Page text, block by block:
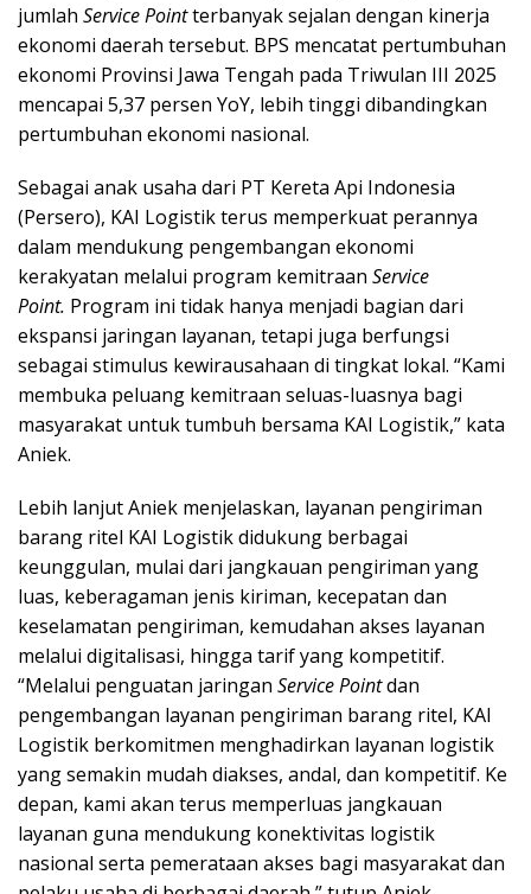
jumlah Service Pointterbanyak sejalan dengan kinerja
ekonomi daerah tersebut. BPS mencatat pertumbuhan
ekonomi Provinsi Jawa Tengah pada Triwulan III 2025
mencapai 5,37 persen YoY, lebih tinggi dibandingkan
pertumbuhan ekonomi nasional.
Sebagai anak usaha dari PT Kereta Api Indonesia
(Persero), KAI Logistik terus memperkuat perannya
dalam mendukung pengembangan ekonomi
kerakyatan melalui program kemitraan Service
Point. Program ini tidak hanya menjadi bagian dari
ekspansi jaringan layanan, tetapi juga berfungsi
sebagai stimulus kewirausahaan di tingkat lokal. “Kami
membuka peluang kemitraan seluas-luasnya bagi
masyarakat untuk tumbuh bersama KAI Logistik,” kata
Aniek.
Lebih lanjut Aniek menjelaskan, layanan pengiriman
barang ritel KAI Logistik didukung berbagai
keunggulan, mulai dari jangkauan pengiriman yang
luas, keberagaman jenis kiriman, kecepatan dan
keselamatan pengiriman, kemudahan akses layanan
melalui digitalisasi, hingga tarif yang kompetitif.
“Melalui penguatan jaringan Service Pointdan
pengembangan layanan pengiriman barang ritel, KAI
Logistik berkomitmen menghadirkan layanan logistik
yang semakin mudah diakses, andal, dan kompetitif. Ke
depan, kami akan terus memperluas jangkauan
layanan guna mendukung konektivitas logistik
nasional serta pemerataan akses bagi masyarakat dan